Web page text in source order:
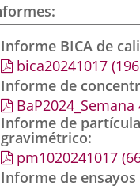
Informe BICA de
bica20241017
Informe de
BaP2024_Semana
Informe de
gravimétrico
pm1020241017
Informe de ensayos